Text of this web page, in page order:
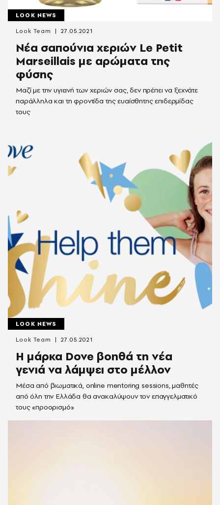
LOOK NEWS
Νέα σαπούνια χεριών Le Petit
Marseillais με αρώματα της
φύσης
Μαζί με την υγιεινή των χεριών σας, δεν πρέπει να ξεχνάτε
παράλληλα και τη φροντίδα της ευαίσθητης επιδερμίδας
τους
Look Team 27.05.2021
LOOK NEWS
Η μάρκα Dove βοηθά τη νέα
γενιά να λάμψει στο μέλλον
Μέσα από βιωματικά, online mentoring sessions, μαθητές
από όλη την Ελλάδα θα ανακαλύψουν τον επαγγελματικό
τους «προορισμό»
Look Team 27.05.2021